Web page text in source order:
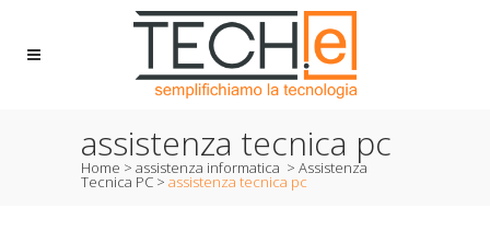
assistenza tecnica pc
Home > assistenza informatica > Assistenza
Tecnica PC > assistenza tecnica pc